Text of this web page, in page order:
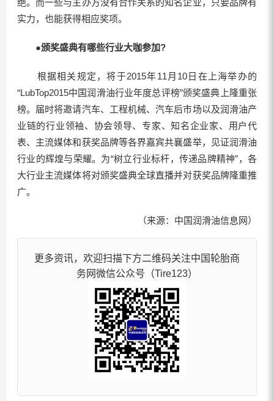
绝。而一些与主办方没有合作关系的知名企业，只要品牌有
实力，也能获得相应奖项。
●颁奖盛典有哪些行业大咖参加?
根据相关规定，将于2015年11月10日在上海举办的
“LubTop2015中国润滑油行业年度总评榜”颁奖盛典上隆重张
榜。届时将邀请汽车、工程机械、汽车后市场以及润滑油产
业链的行业领袖、协会领导、专家、知名企业家、用户代
表、主流媒体和获奖品牌等各界嘉宾共襄盛举，见证润滑油
行业的辉煌与荣耀。为“树立行业标杆，传递品牌精神”，各
大行业主流媒体将对颁奖盛典全球直播并对获奖品牌隆重推
广。
（来源：中国润滑油信息网）
更多资讯，欢迎扫描下方二维码关注中国轮胎商
务网微信公众号（Tire123）